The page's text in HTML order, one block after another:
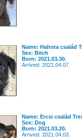
Name: Hahota család
Sex: Bitch
Born: 2021.03.30.
Arrived: 2021.04.07.
Name: Ercsi család
Sex: Dog
Born: 2021.03.20.
Arrived: 2021.04.03.